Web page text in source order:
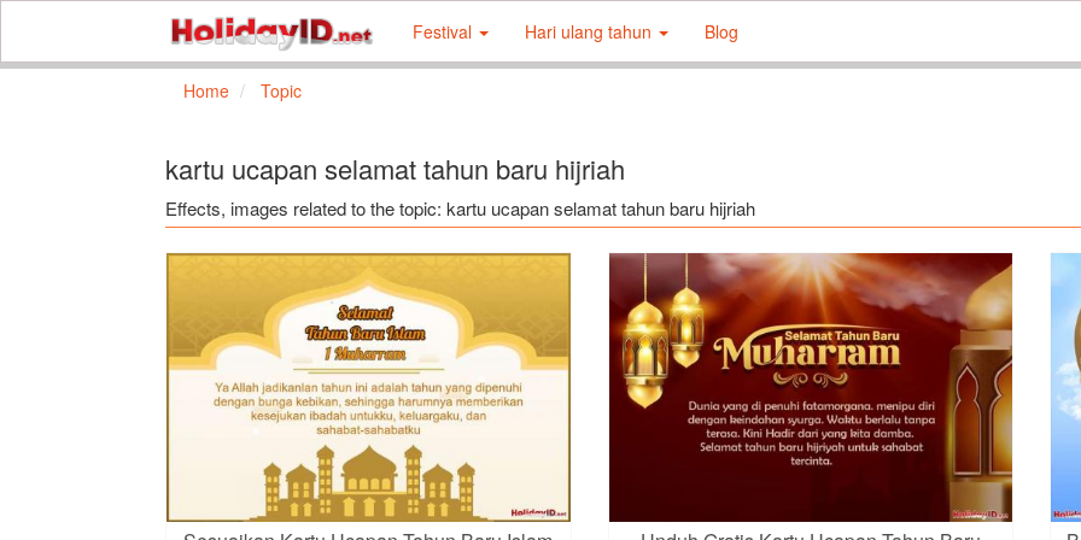
Festival Hari ulang tahun Blog
Home Topic
kartu ucapan selamat tahun baru hijriah
Effects, images related to the topic: kartu ucapan selamat tahun baru hijriah